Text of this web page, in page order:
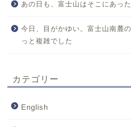
あの日も、富士山はそこにあ
今日、目がかゆい。富士山南麓
っと複雑でした
カテゴリー
English